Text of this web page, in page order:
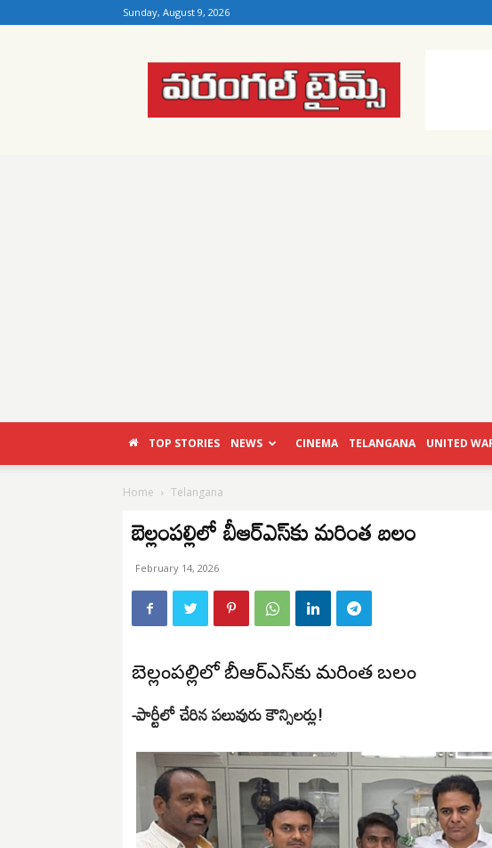
Sunday, August 9, 2026
Warangal
Times
TOP STORIES NEWS CINEMA TELANGANA UNITED
Home Telangana
బెల్లంపల్లిలో బీఆర్ఎస్‌కు మరింత బలం
February 14, 2026
బెల్లంపల్లిలో బీఆర్ఎస్‌కు మరింత బలం
-పార్టీలో చేరిన పలువురు కౌన్సిలర్లు!